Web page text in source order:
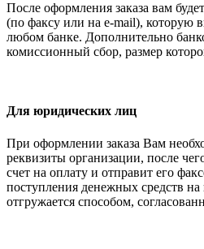
После оформления заказа вам
(по факсу или на e-mail), которую
любом банке. Дополнительно
комиссионный сбор, размер
Для юридических лиц
При оформлении заказа Вам
реквизиты организации, после
счет на оплату и отправит его
поступления денежных средств
отгружается способом,